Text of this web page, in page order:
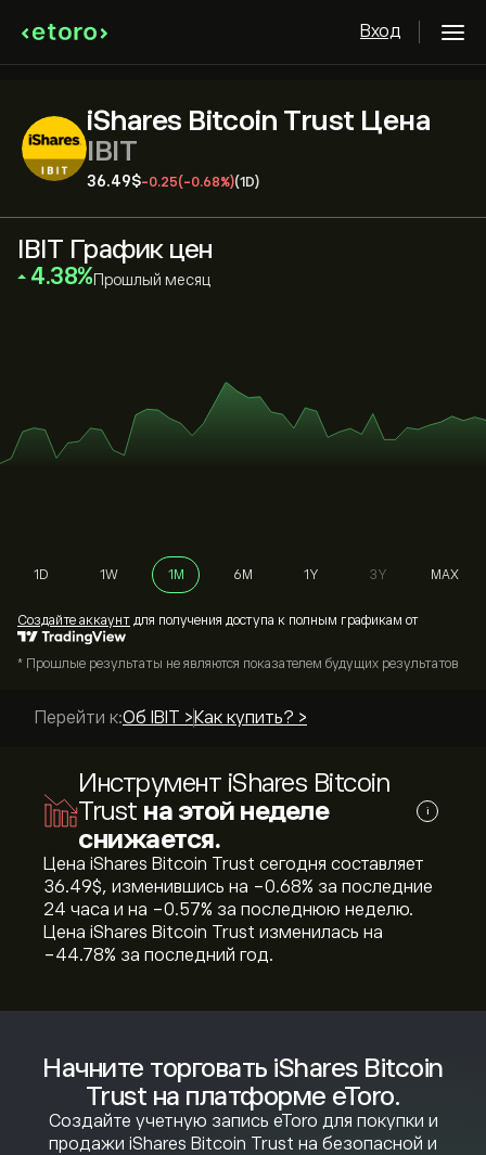
Вход
iShares Bitcoin Trust Цена
IBIT
36.49‎$‎-0.25(-0.68%)(1D)
Начните торговать iShares Bitcoin
Trust на платформе eToro.
Создайте учетную запись eToro для покупки и
продажи iShares Bitcoin Trust на безопасной и
IBIT График цен
‎4.38‎ Прошлый месяц
1D 1W 1M 6M 1Y 3Y MAX
Cоздайте аккаунт для получения доступа к полным графикам от
* Прошлые результаты не являются показателем будущих результатов
Перейти к:Об IBIT > Как купить? >
Инструмент iShares Bitcoin
Trust на этой неделе
снижается.
i
Цена iShares Bitcoin Trust сегодня составляет
36.49‎$‎, изменившись на ‎-0.68‎% за последние
24 часа и на ‎-0.57‎% за последнюю неделю.
Цена iShares Bitcoin Trust изменилась на
‎-44.78‎% за последний год.